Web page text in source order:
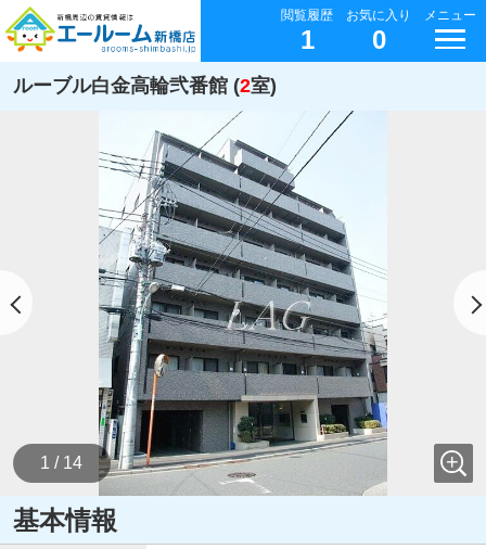
閲覧履歴
1
お気に入り
0
メニュー
ルーブル白金高輪弐番館 (2室)
1 / 14
基本情報